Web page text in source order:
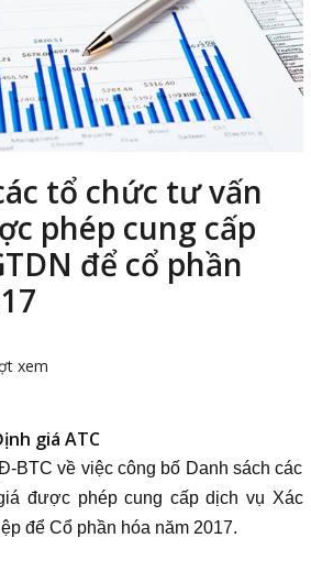
tổ chức tư vấn
phép cung cấp
để cổ phần
xem
giá ATC
BTC về việc công bố Danh sách các
được phép cung cấp dịch vụ Xác
để Cổ phần hóa năm 2017.